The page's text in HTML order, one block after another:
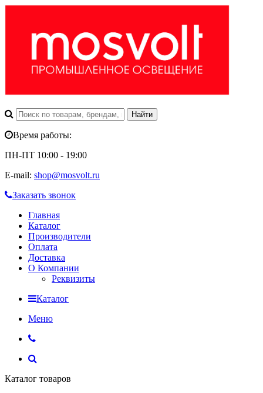
Время работы:
ПН-ПТ 10:00 - 19:00
E-mail: shop@mosvolt.ru
Заказать звонок
Главная
Каталог
Производители
Оплата
Доставка
О Компании
Реквизиты
Каталог
Меню
Каталог товаров